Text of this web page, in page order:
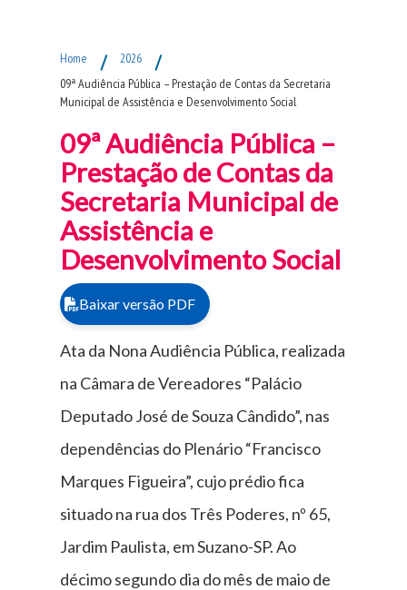
Home / 2026 /
09ª Audiência Pública – Prestação de Contas da Secretaria
Municipal de Assistência e Desenvolvimento Social
09ª Audiência Pública –
Prestação de Contas da
Secretaria Municipal de
Assistência e
Desenvolvimento Social
Baixar versão PDF
Ata da Nona Audiência Pública, realizada
na Câmara de Vereadores “Palácio
Deputado José de Souza Cândido”, nas
dependências do Plenário “Francisco
Marques Figueira”, cujo prédio fica
situado na rua dos Três Poderes, nº 65,
Jardim Paulista, em Suzano-SP. Ao
décimo segundo dia do mês de maio de